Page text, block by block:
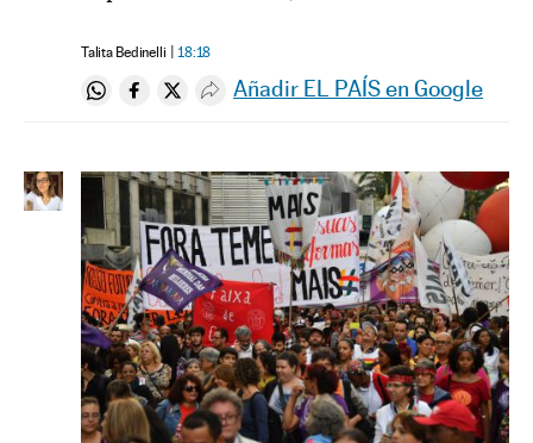
Talita Bedinelli 18:18
Compartir en Whatsapp
Compartir en Facebook
Compartir en Twitter
Desplegar Redes Sociales
Añadir EL PAÍS en Google